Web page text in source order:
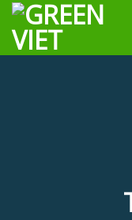
Skip
to
content